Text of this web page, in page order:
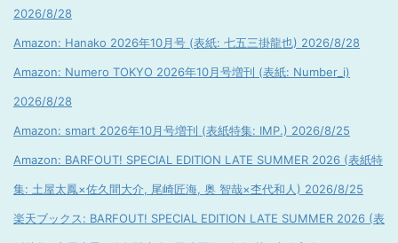
2026/8/28
Amazon: Hanako 2026年10月号 (表紙: 七五三掛龍也) 2026/8/28
Amazon: Numero TOKYO 2026年10月号増刊 (表紙: Number_i)
2026/8/28
Amazon: smart 2026年10月号増刊 (表紙特集: IMP.) 2026/8/25
Amazon: BARFOUT! SPECIAL EDITION LATE SUMMER 2026 (表紙特
集: 土屋太鳳×佐久間大介, 尾崎匠海, 奥 智哉×杢代和人) 2026/8/25
楽天ブックス: BARFOUT! SPECIAL EDITION LATE SUMMER 2026 (表